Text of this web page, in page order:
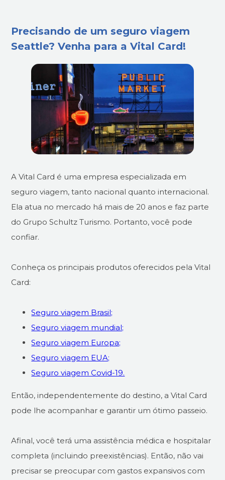
Precisando de um seguro viagem
Seattle? Venha para a Vital Card!
A Vital Card é uma empresa especializada em
seguro viagem, tanto nacional quanto internacional.
Ela atua no mercado há mais de 20 anos e faz parte
do Grupo Schultz Turismo. Portanto, você pode
confiar.
Conheça os principais produtos oferecidos pela Vital
Card:
Seguro viagem Brasil;
Seguro viagem mundial;
Seguro viagem Europa;
Seguro viagem EUA;
Seguro viagem Covid-19.
Então, independentemente do destino, a Vital Card
pode lhe acompanhar e garantir um ótimo passeio.
Afinal, você terá uma assistência médica e hospitalar
completa (incluindo preexistências). Então, não vai
precisar se preocupar com gastos expansivos com